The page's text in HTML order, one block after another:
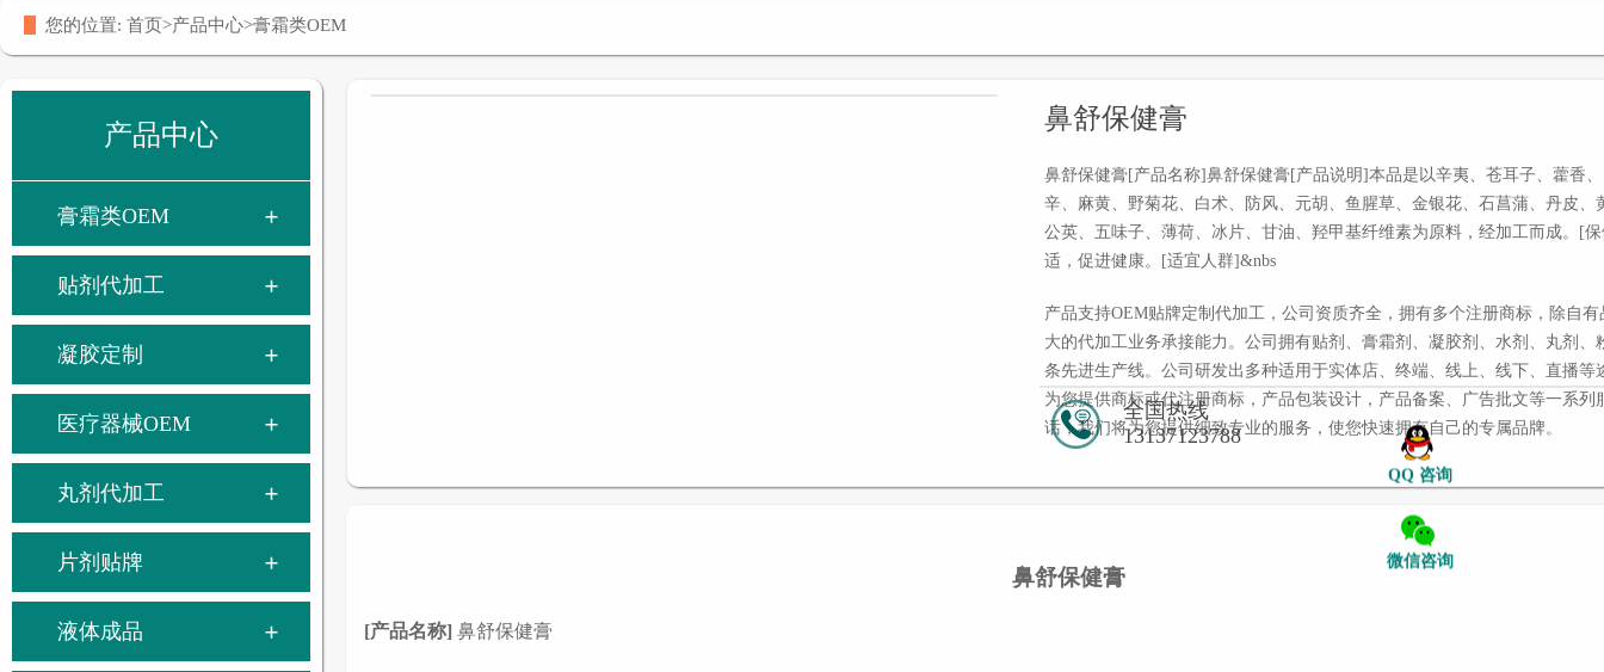
热灸膏贴牌
您的位置: 首页>产品中心>膏霜类OEM
产品中心
膏霜类OEM
贴剂代加工
凝胶定制
医疗器械OEM
丸剂代加工
片剂贴牌
液体成品
鼻舒保健膏
鼻舒保健膏[产品名称]鼻舒保健膏[产品说明]本品是以辛夷、苍耳子、藿香
辛、麻黄、野菊花、白术、防风、元胡、鱼腥草、金银花、石菖蒲、丹皮、
公英、五味子、薄荷、冰片、甘油、羟甲基纤维素为原料，经加工而成。[
适，促进健康。[适宜人群]&nbs
产品支持OEM贴牌定制代加工，公司资质齐全，拥有多个注册商标，除自
大的代加工业务承接能力。公司拥有贴剂、膏霜剂、凝胶剂、水剂、丸剂、
条先进生产线。公司研发出多种适用于实体店、终端、线上、线下、直播等
为您提供商标或代注册商标，产品包装设计，产品备案、广告批文等一系列
话，我们将为您提供细致专业的服务，使您快速拥有自己的专属品牌。
全国热线
13137123788
鼻舒保健膏
[产品名称] 鼻舒保健膏
QQ 咨询
微信咨询